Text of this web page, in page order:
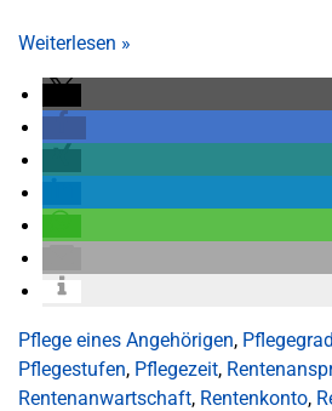
Weiterlesen »
Pflege eines Angehörigen,
Pflegestufen, Pflegezeit,
Rentenanwartschaft, Rentenkonto,